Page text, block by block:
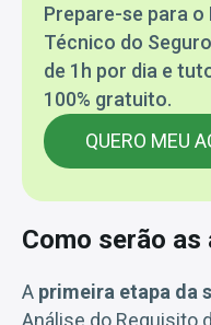
Prepare-se para o
Técnico do
de 1h por dia e
100% gratuito.
QUERO MEU
Como serão as
A primeira etapa da
Análise do Requisito